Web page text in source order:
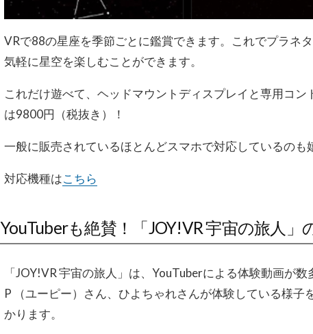
VRで88の星座を季節ごとに鑑賞できます。これでプラネ
気軽に星空を楽しむことができます。
これだけ遊べて、ヘッドマウントディスプレイと専用コ
は9800円（税抜き）！
一般に販売されているほとんどスマホで対応しているのも
対応機種はこちら
YouTuberも絶賛！「JOY!VR 宇宙の旅人」
「JOY!VR 宇宙の旅人」は、YouTuberによる体験動画が
P （ユーピー）さん、ひよちゃれさんが体験している様子
かります。